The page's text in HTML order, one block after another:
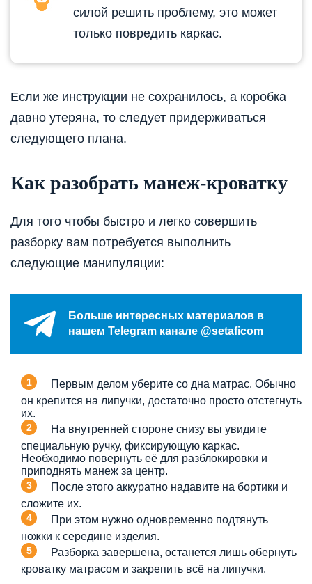
силой решить проблему, это может
только повредить каркас.
Если же инструкции не сохранилось, а коробка
давно утеряна, то следует придерживаться
следующего плана.
Как разобрать манеж-кроватку
Для того чтобы быстро и легко совершить
разборку вам потребуется выполнить
следующие манипуляции:
Больше интересных материалов в
нашем Telegram канале @setaficom
Первым делом уберите со дна матрас. Обычно
он крепится на липучки, достаточно просто отстегнуть
их.
На внутренней стороне снизу вы увидите
специальную ручку, фиксирующую каркас.
Необходимо повернуть её для разблокировки и
приподнять манеж за центр.
После этого аккуратно надавите на бортики и
сложите их.
При этом нужно одновременно подтянуть
ножки к середине изделия.
Разборка завершена, останется лишь обернуть
кроватку матрасом и закрепить всё на липучки.